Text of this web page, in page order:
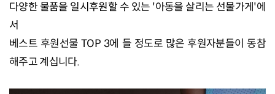
다양한 물품을 일시후원할 수 있는 '아동을 살리는 선물가게'에
서
베스트 후원선물 TOP 3에 들 정도로 많은 후원자분들이 동참
해주고 계십니다.